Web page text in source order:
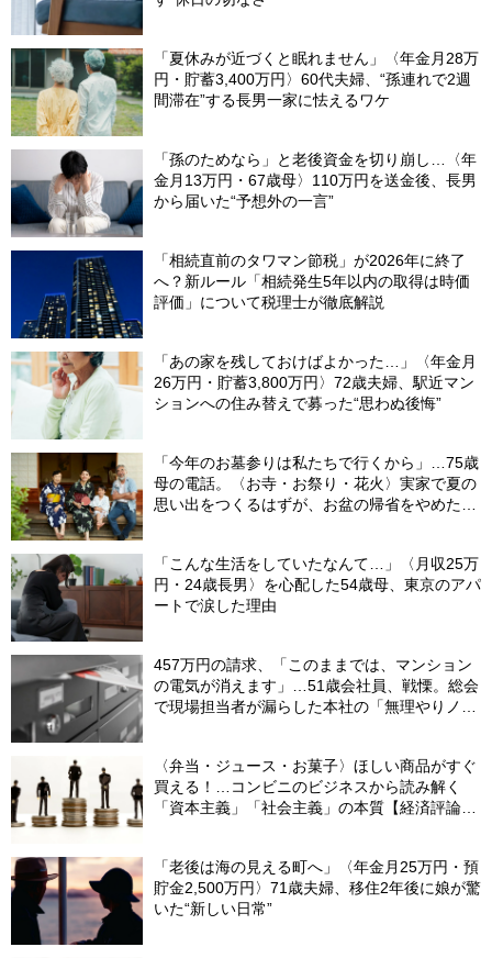
「夏休みが近づくと眠れません」〈年金月28万
円・貯蓄3,400万円〉60代夫婦、“孫連れで2週
間滞在”する長男一家に怯えるワケ
「孫のためなら」と老後資金を切り崩し…〈年
金月13万円・67歳母〉110万円を送金後、長男
から届いた“予想外の一言”
「相続直前のタワマン節税」が2026年に終了
へ？新ルール「相続発生5年以内の取得は時価
評価」について税理士が徹底解説
「あの家を残しておけばよかった…」〈年金月
26万円・貯蓄3,800万円〉72歳夫婦、駅近マン
ションへの住み替えで募った“思わぬ後悔”
「今年のお墓参りは私たちで行くから」…75歳
母の電話。〈お寺・お祭り・花火〉実家で夏の
思い出をつくるはずが、お盆の帰省をやめた理
「こんな生活をしていたなんて…」〈月収25万
円・24歳長男〉を心配した54歳母、東京のアパ
ートで涙した理由
457万円の請求、「このままでは、マンション
の電気が消えます」…51歳会社員、戦慄。総会
で現場担当者が漏らした本社の「無理やりノル
〈弁当・ジュース・お菓子〉ほしい商品がすぐ
買える！…コンビニのビジネスから読み解く
「資本主義」「社会主義」の本質【経済評論家
「老後は海の見える町へ」〈年金月25万円・預
貯金2,500万円〉71歳夫婦、移住2年後に娘が驚
いた“新しい日常”